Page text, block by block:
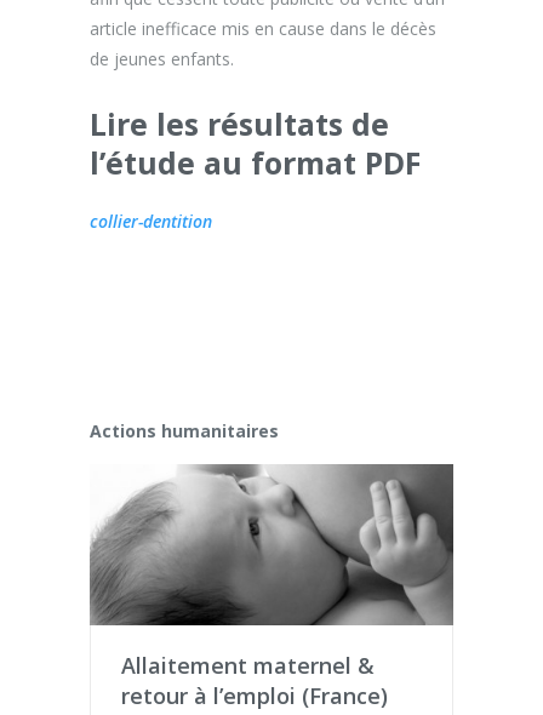
article inefficace mis en cause dans le décès
de jeunes enfants.
Lire les résultats de
l’étude au format PDF
collier-dentition
Actions humanitaires
Allaitement maternel &
retour à l’emploi (France)